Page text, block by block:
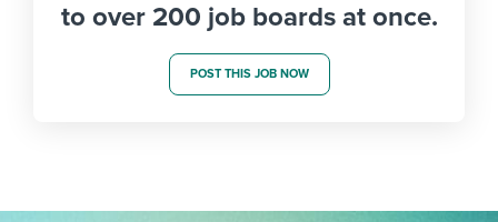
to over 200 job boards at once.
POST THIS JOB NOW